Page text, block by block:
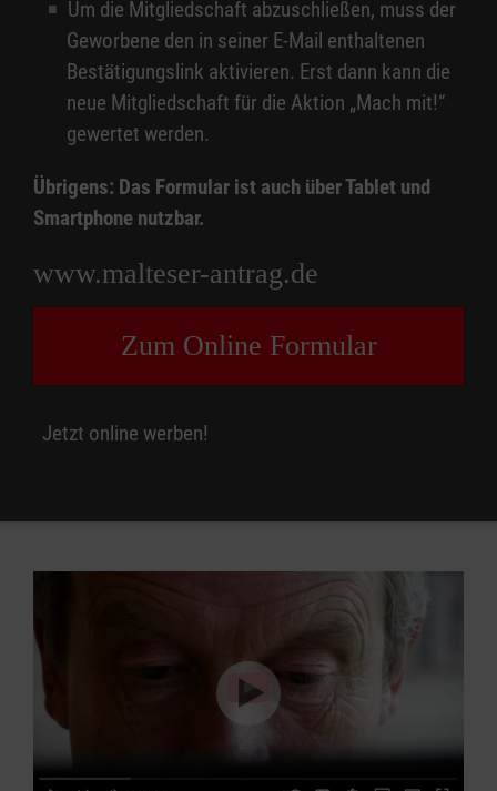
Um die Mitgliedschaft abzuschließen, muss der
Geworbene den in seiner E-Mail enthaltenen
Bestätigungslink aktivieren. Erst dann kann die
neue Mitgliedschaft für die Aktion „Mach mit!“
gewertet werden.
Übrigens: Das Formular ist auch über Tablet und
Smartphone nutzbar.
www.malteser-antrag.de
Zum Online Formular
Jetzt online werben!